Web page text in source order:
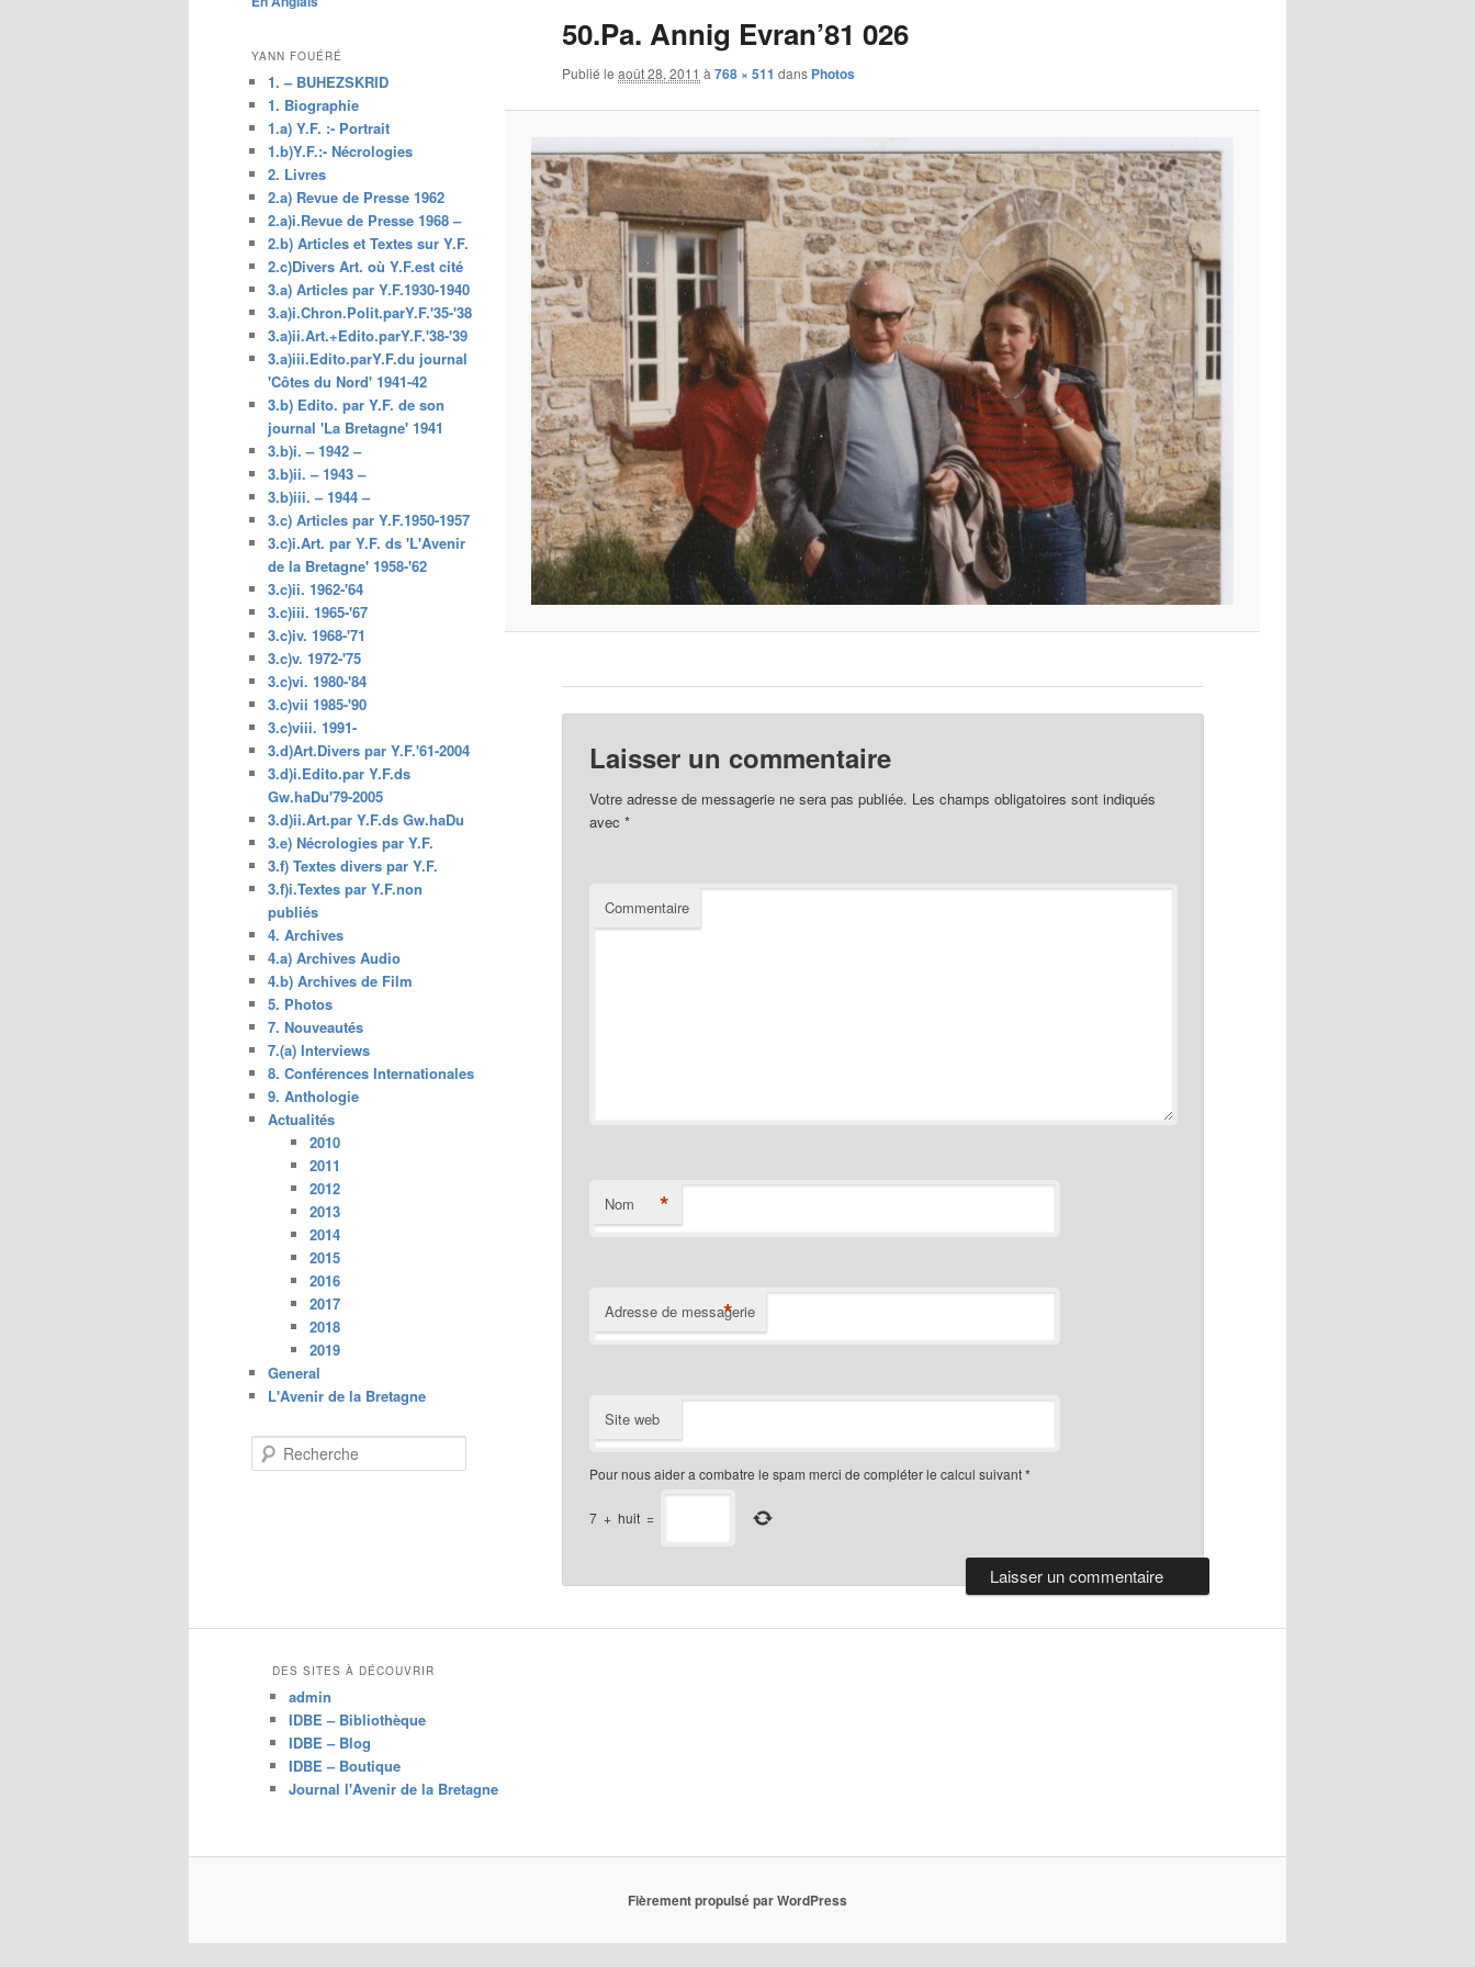
principal 50.Pa. Annig Evran’81 026
Publié le août 28, 2011 à 768 × 511 dans Photos
Laisser un commentaire
Votre adresse de messagerie ne sera pas publiée. Les champs obligatoires sont indiqués
avec*
Commentaire
Nom *
Adresse de messagerie
*
Site web
Pour nous aider a combatre le spam merci de compléter le calcul suivant*
7 + huit =
YANN FOUÉRÉ
1. – BUHEZSKRID
1. Biographie
1.a) Y.F. :- Portrait
1.b)Y.F.:- Nécrologies
2. Livres
2.a) Revue de Presse 1962
2.a)i.Revue de Presse 1968 –
2.b) Articles et Textes sur Y.F.
2.c)Divers Art. où Y.F.est cité
3.a) Articles par Y.F.1930-1940
3.a)i.Chron.Polit.parY.F.'35-'38
3.a)ii.Art.+Edito.parY.F.'38-'39
3.a)iii.Edito.parY.F.du journal
'Côtes du Nord' 1941-42
3.b) Edito. par Y.F. de son
journal 'La Bretagne' 1941
3.b)i. – 1942 –
3.b)ii. – 1943 –
3.b)iii. – 1944 –
3.c) Articles par Y.F.1950-1957
3.c)i.Art. par Y.F. ds 'L'Avenir
de la Bretagne' 1958-'62
3.c)ii. 1962-'64
3.c)iii. 1965-'67
3.c)iv. 1968-'71
3.c)v. 1972-'75
3.c)vi. 1980-'84
3.c)vii 1985-'90
3.c)viii. 1991-
3.d)Art.Divers par Y.F.'61-2004
3.d)i.Edito.par Y.F.ds
Gw.haDu'79-2005
3.d)ii.Art.par Y.F.ds Gw.haDu
3.e) Nécrologies par Y.F.
3.f) Textes divers par Y.F.
3.f)i.Textes par Y.F.non
publiés
4. Archives
4.a) Archives Audio
4.b) Archives de Film
5. Photos
7. Nouveautés
7.(a) Interviews
8. Conférences Internationales
9. Anthologie
Actualités
2010
2011
2012
2013
2014
2015
2016
2017
2018
2019
General
L'Avenir de la Bretagne
e
DES SITES À DÉCOUVRIR
admin
IDBE – Bibliothèque
IDBE – Blog
IDBE – Boutique
Journal l'Avenir de la Bretagne
Fièrement propulsé par WordPress